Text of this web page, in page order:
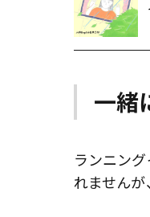
一緒
ランニン
れませんが